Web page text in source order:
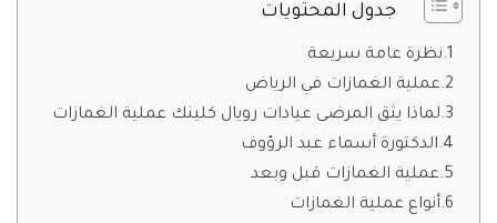
جدول المحتويات
نظرة عامة سريعة
عملية الغمازات في الرياض
لماذا يثق المرضى عيادات رويال كلينك عملية الغمازات
الدكتورة أسماء عبد الرؤوف
عملية الغمازات قبل وبعد
أنواع عملية الغمازات